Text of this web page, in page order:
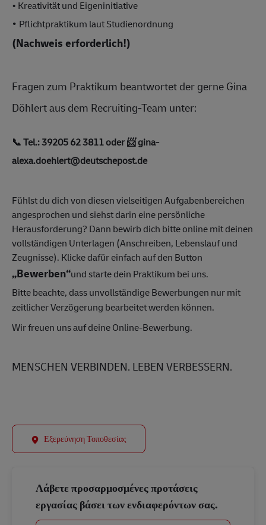
• Kreativität und Eigeninitiative
• Pflichtpraktikum laut Studienordnung
(Nachweis erforderlich!)
Fragen zum Praktikum beantwortet der gerne Gina
Döhlert aus dem Recruiting-Team unter:
📞Tel.: 39205 62 3811oder📨gina-
alexa.doehlert@deutschepost.de
Fühlst du dich von diesen vielseitigen Aufgabenbereichen
angesprochen und siehst darin eine persönliche
Herausforderung? Dann bewirb dich bitte online mit deinen
vollständigen Unterlagen (Anschreiben, Lebenslauf und
Zeugnisse). Klicke dafür einfach auf den Button
„Bewerben“und starte dein Praktikum bei uns.
Bitte beachte, dass unvollständige Bewerbungen nur mit
zeitlicher Verzögerung bearbeitet werden können.
Wir freuen uns auf deine Online-Bewerbung.
MENSCHEN VERBINDEN. LEBEN VERBESSERN.
Εξερεύνηση Τοποθεσίας
Λάβετε προσαρμοσμένες προτάσεις
εργασίας βάσει των ενδιαφερόντων σας.